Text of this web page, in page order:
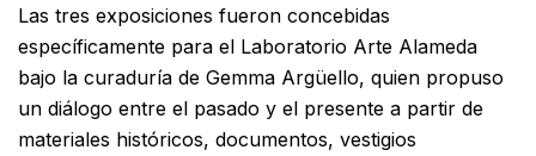
Las tres exposiciones fueron concebidas
específicamente para el Laboratorio Arte Alameda
bajo la curaduría de Gemma Argüello, quien propuso
un diálogo entre el pasado y el presente a partir de
materiales históricos, documentos, vestigios